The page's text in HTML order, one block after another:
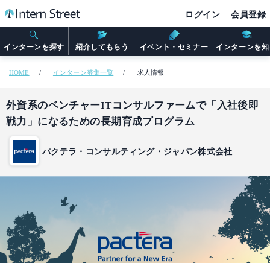
インターンを探す 紹介してもらう イベント・セミナー インターンを
ログイン 会員登録
HOME インターン募集一覧 求人情報
外資系のベンチャーITコンサルファームで「入社後即
戦力」になるための長期育成プログラム
パクテラ・コンサルティング・ジャパン株式会社